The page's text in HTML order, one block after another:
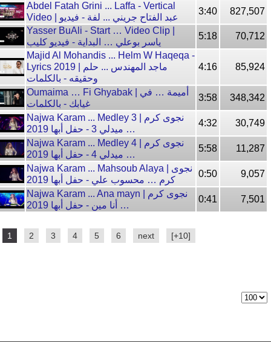
Abdel Fatah Grini ... Laffa - Vertical
Video | عبد الفتاح جريني ... لفة - فيديو
3:40
827,507
Yasser BuAli - Start … Video Clip |
ياسر بوعلي … البداية - فيديو كليب
5:18
70,712
Majid Al Mohandis ... Helm W Haqeqa -
Lyrics 2019 | ماجد المهندس ... حلم
وحقيقه - بالكلمات
4:16 85,924
Oumaima … Fi Ghyabak | أميمة … في
غيابك - بالكلمات
3:58
348,342
Najwa Karam ... Medley 3 | نجوى كرم
… ميدلي 3 - حفل أبها 2019
4:32
30,749
Najwa Karam ... Medley 4 | نجوى كرم
… ميدلي 4 - حفل أبها 2019
5:58
11,287
Najwa Karam ... Mahsoub Alaya | نجوى
كرم … محسوب علي - حفل أبها 2019
0:50
9,057
Najwa Karam ... Ana mayn | نجوى كرم
… أنا مين - حفل أبها 2019
0:41 7,501
1 2 3 4 5 6 next [+10]